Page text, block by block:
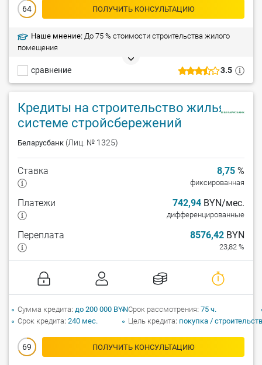
3.5
сравнение
64 ПОЛУЧИТЬ КОНСУЛЬТАЦИЮ
Наше мнение: До 75 % стоимости строительства жилого
помещения
Кредиты на строительство жилья по
системе стройсбережений
Беларусбанк (Лиц. № 1325)
Ставка 8,75 %
фиксированная
Платежи 742,94 BYN/мес.
дифференцированные
Переплата 8576,42 BYN
23,82 %
69 ПОЛУЧИТЬ КОНСУЛЬТАЦИЮ
Сумма кредита до 200 000 BYN
Срок кредита 240 мес.
Срок рассмотрения 75 ч.
Цель кредита покупка /